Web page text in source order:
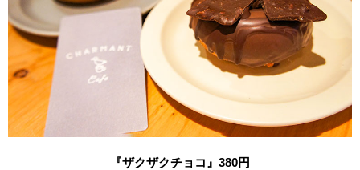
『ザクザクチョコ』380円